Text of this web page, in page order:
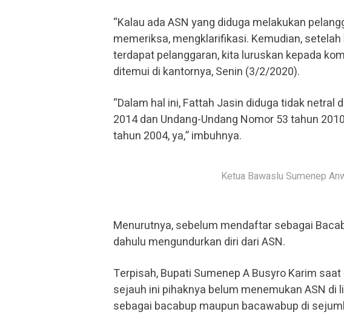
“Kalau ada ASN yang diduga melakukan
memeriksa, mengklarifikasi. Kemudian,
terdapat pelanggaran, kita luruskan kepada
ditemui di kantornya, Senin (3/2/2020).
“Dalam hal ini, Fattah Jasin diduga tidak netral
2014 dan Undang-Undang Nomor 53 tahun
tahun 2004, ya,” imbuhnya.
Ketua Bawaslu Sumenep
Menurutnya, sebelum mendaftar sebagai
dahulu mengundurkan diri dari ASN.
Terpisah, Bupati Sumenep A Busyro Karim
sejauh ini pihaknya belum menemukan ASN
sebagai bacabup maupun bacawabup di